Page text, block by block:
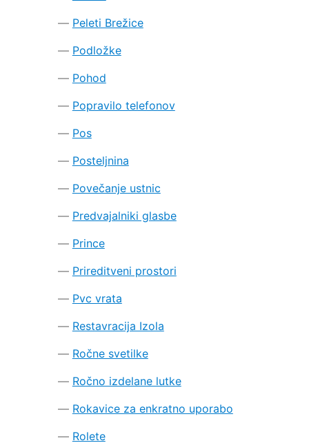
Peleti Brežice
Podložke
Pohod
Popravilo telefonov
Pos
Posteljnina
Povečanje ustnic
Predvajalniki glasbe
Prince
Prireditveni prostori
Pvc vrata
Restavracija Izola
Ročne svetilke
Ročno izdelane lutke
Rokavice za enkratno uporabo
Rolete